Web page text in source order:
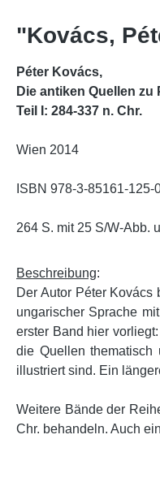
"Kovács,
Péter Kovács,
Die antiken Quellen
Teil I: 284-337 n. Chr.
Wien 2014
ISBN 978-3-85161-125-
264 S. mit 25 S/W-Abb.
Beschreibung:
Der Autor Péter
ungarischer Sprache
erster Band hier
die Quellen thematisch
illustriert sind. Ein
Weitere Bände der
Chr. behandeln. Auch